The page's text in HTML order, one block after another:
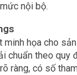
nội bộ.
minh họa cho
chuẩn theo quy
ràng, có số